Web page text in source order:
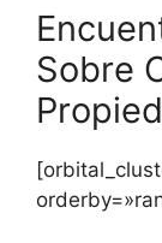
Sobre